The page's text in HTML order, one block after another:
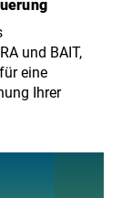
und BAIT,
eine
Ihrer